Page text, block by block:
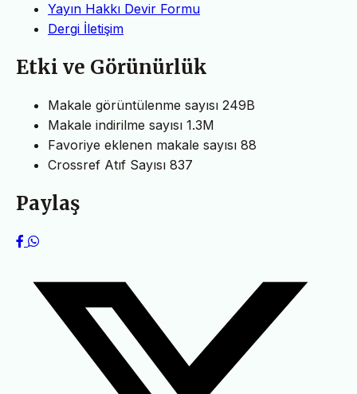
Yayın Hakkı Devir Formu
Dergi İletişim
Etki ve Görünürlük
Makale görüntülenme sayısı 249B
Makale indirilme sayısı 1.3M
Favoriye eklenen makale sayısı 88
Crossref Atıf Sayısı 837
Paylaş